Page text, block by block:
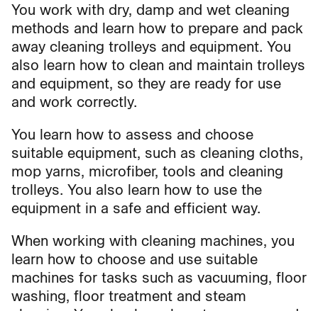
You work with dry, damp and wet cleaning
methods and learn how to prepare and pack
away cleaning trolleys and equipment. You
also learn how to clean and maintain trolleys
and equipment, so they are ready for use
and work correctly.
You learn how to assess and choose
suitable equipment, such as cleaning cloths,
mop yarns, microfiber, tools and cleaning
trolleys. You also learn how to use the
equipment in a safe and efficient way.
When working with cleaning machines, you
learn how to choose and use suitable
machines for tasks such as vacuuming, floor
washing, floor treatment and steam